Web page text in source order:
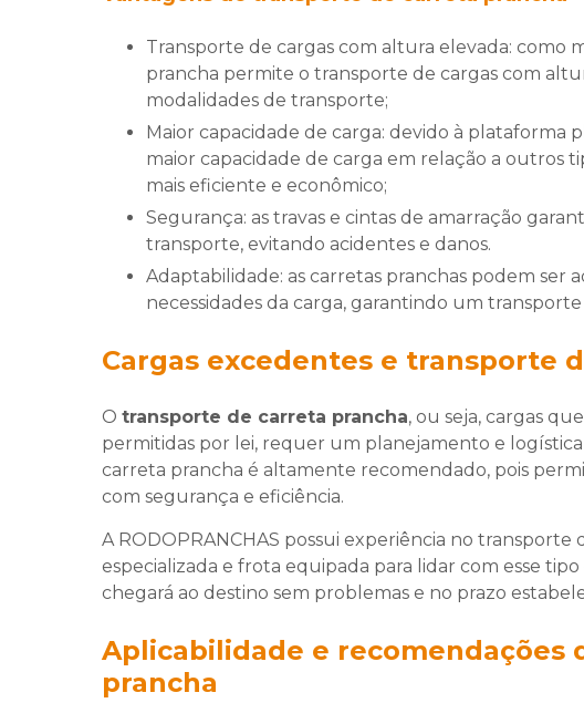
Transporte de cargas com altura elevada: como mencionado anteriormente, a carreta
prancha permite o transporte de cargas com
modalidades de transporte;
Maior capacidade de carga: devido à plataforma plana e rebaixada, a carreta prancha possui
maior capacidade de carga em relação a outros
mais eficiente e econômico;
Segurança: as travas e cintas de amarração garantem a segurança da carga durante o
transporte, evitando acidentes e danos.
Adaptabilidade: as carretas pranchas podem ser adaptadas e modificadas conforme as
necessidades da carga, garantindo um
Cargas excedentes e transporte
O transporte de carreta prancha, ou seja, cargas
permitidas por lei, requer um planejamento e logística
carreta prancha é altamente recomendado, pois
com segurança e eficiência.
A RODOPRANCHAS possui experiência no
especializada e frota equipada para lidar com esse
chegará ao destino sem problemas e no prazo
Aplicabilidade e recomendações
prancha